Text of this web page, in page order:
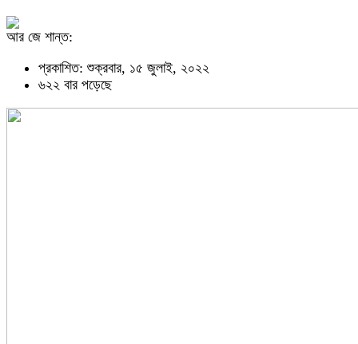
আর জে শান্ত:
প্রকাশিত: শুক্রবার, ১৫ জুলাই, ২০২২
৬২২ বার পড়েছে